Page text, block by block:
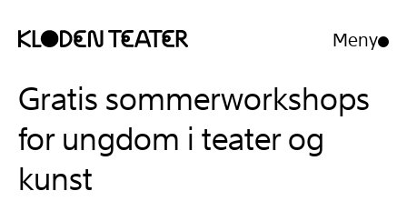
innhold
navigasjon
Meny
Åpne/
Gratis sommerworkshops
for ungdom i teater og
kunst